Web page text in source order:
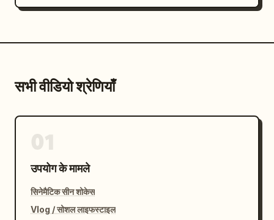
सभी वीडियो श्रेणियाँ
उपयोग के मामले
सिनेमैटिक सीन शोकेस
Vlog / सोशल लाइफस्टाइल